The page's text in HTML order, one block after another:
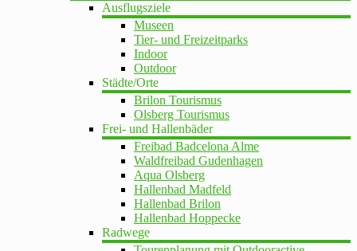
Ausflugsziele
Museen
Tier- und Freizeitparks
Indoor
Outdoor
Städte/Orte
Brilon Tourismus
Olsberg Tourismus
Frei- und Hallenbäder
Freibad Badcelona Alme
Waldfreibad Gudenhagen
Aqua Olsberg
Hallenbad Madfeld
Hallenbad Brilon
Hallenbad Hoppecke
Radwege